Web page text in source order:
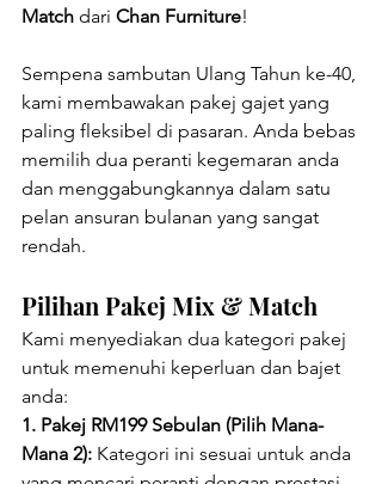
Match dari Chan Furniture!
Sempena sambutan Ulang Tahun ke-40,
kami membawakan pakej gajet yang
paling fleksibel di pasaran. Anda bebas
memilih dua peranti kegemaran anda
dan menggabungkannya dalam satu
pelan ansuran bulanan yang sangat
rendah.
Pilihan Pakej Mix & Match
Kami menyediakan dua kategori pakej
untuk memenuhi keperluan dan bajet
anda:
1. Pakej RM199 Sebulan (Pilih Mana-
Mana 2): Kategori ini sesuai untuk anda